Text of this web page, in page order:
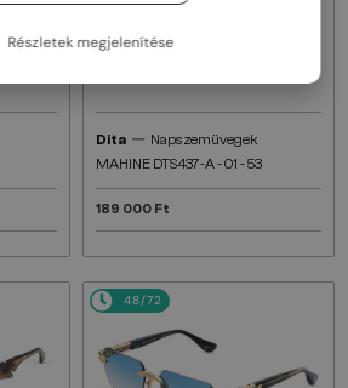
Dita — Napszemüvegek
MAHINE DTS437-A - 01 - 53
189 000 Ft
48/72
Részletek megjelenítése